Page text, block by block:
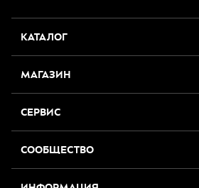
КАТАЛОГ
МАГАЗИН
СЕРВИС
СООБЩЕСТВО